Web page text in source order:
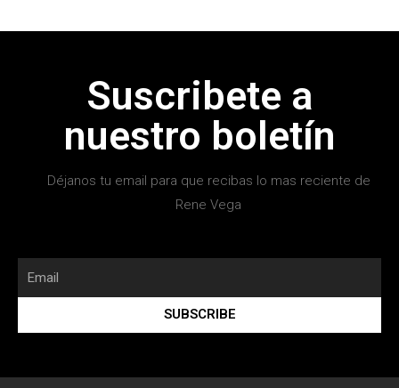
Suscribete a
nuestro boletín
Déjanos tu email para que recibas lo mas reciente de
Rene Vega
SUBSCRIBE